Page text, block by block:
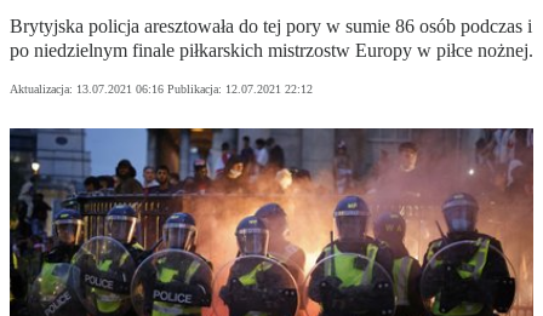
Brytyjska policja aresztowała do tej pory w sumie 86 osób podczas i
po niedzielnym finale piłkarskich mistrzostw Europy w piłce nożnej.
Aktualizacja: 13.07.2021 06:16 Publikacja: 12.07.2021 22:12